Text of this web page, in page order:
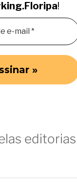
!
editorias